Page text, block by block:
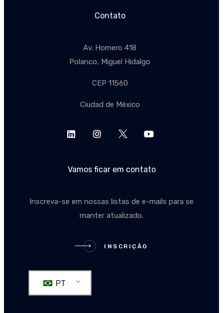
Contato
Av. Homero 418
Polanco, Miguel Hidalgo
CEP 11560
Ciudad de México
Vamos ficar em contato
Inscreva-se em nossas listas de e-mails para se
manter atualizado.
INSCRIÇÃO
INSCRIÇÃO
PT